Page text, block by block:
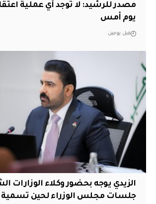
مصدر للرشيد: لا توجد أي عملية
يوم أمس
قبل يومين
الزيدي يوجه بحضور وكلاء الوزارات
جلسات مجلس الوزراء لحين تسمية